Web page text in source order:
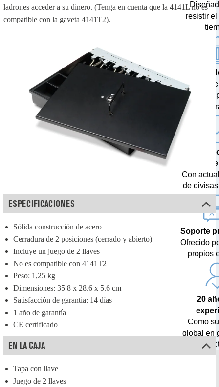
ladrones acceder a su dinero. (Tenga en cuenta que la 4141L no es
compatible con la gaveta 4141T2).
ESPECIFICACIONES
Sólida construcción de acero
Cerradura de 2 posiciones (cerrado y abierto)
Incluye un juego de 2 llaves
No es compatible con 4141T2
Peso: 1,25 kg
Dimensiones: 35.8 x 28.6 x 5.6 cm
Satisfacción de garantia: 14 días
1 año de garantía
CE certificado
EN LA CAJA
Tapa con llave
Juego de 2 llaves
resistir
Probados
última
Con
de
Soporte
Ofrecido
propios
20
Como
global en